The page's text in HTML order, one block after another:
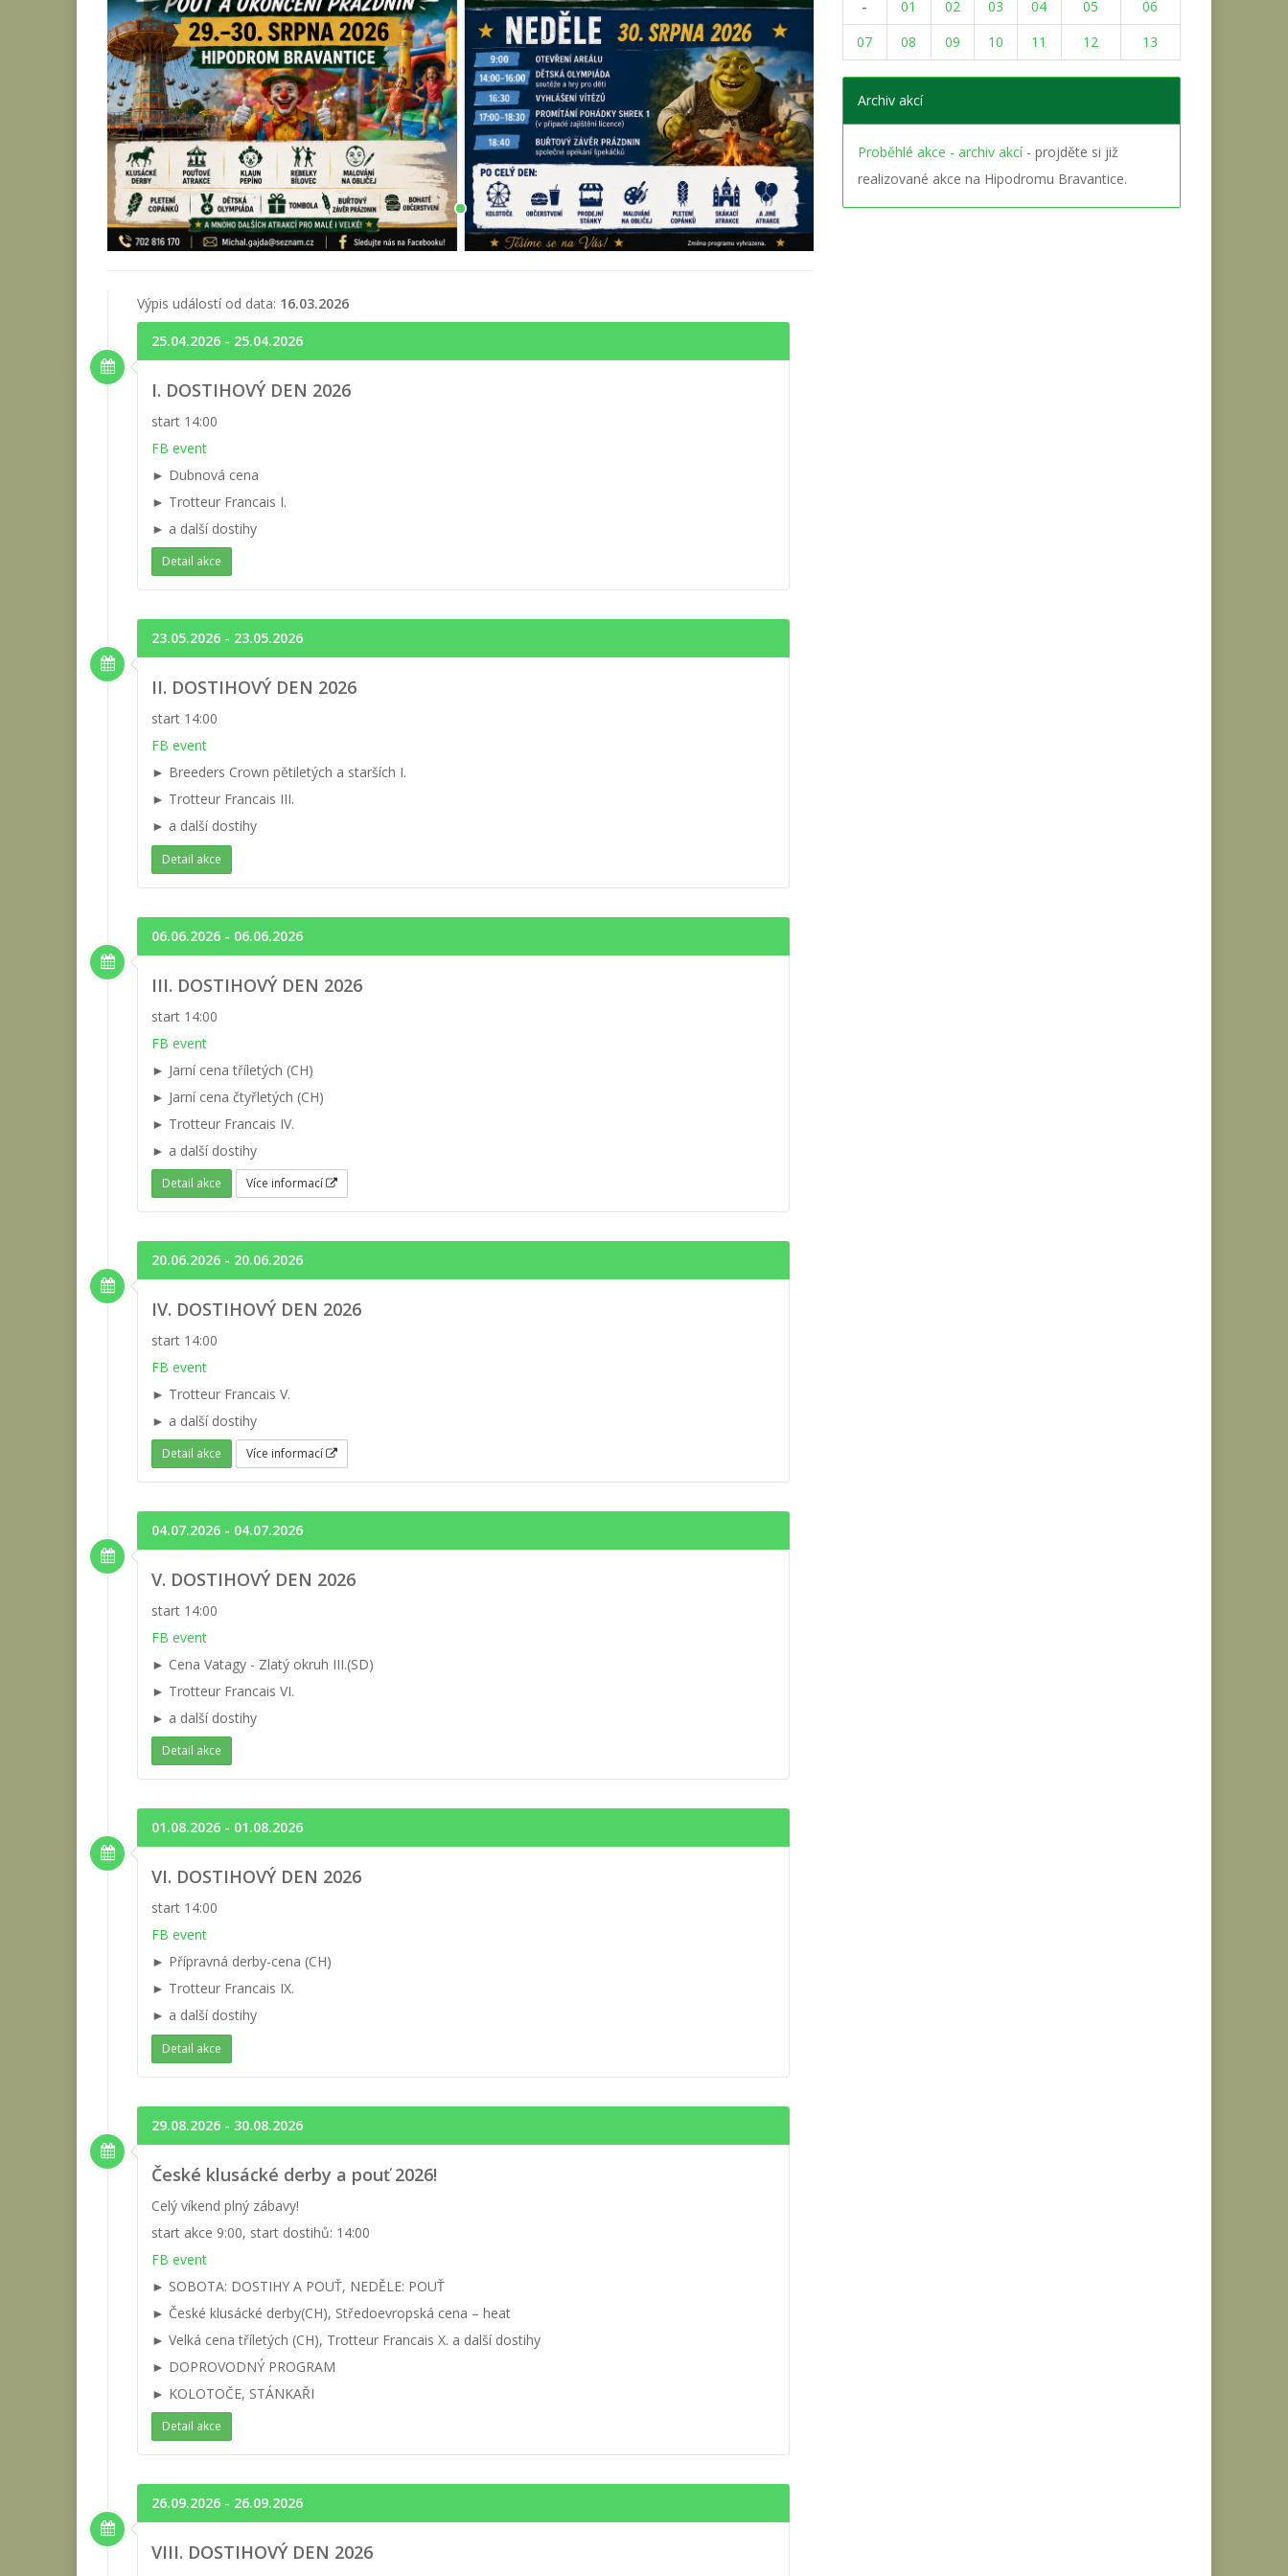
Výpis událostí od data: 16.03.2026
25.04.2026 - 25.04.2026
I. DOSTIHOVÝ DEN 2026
start 14:00
FB event
► Dubnová cena
► Trotteur Francais I.
► a další dostihy
Detail akce
23.05.2026 - 23.05.2026
II. DOSTIHOVÝ DEN 2026
start 14:00
FB event
► Breeders Crown pětiletých a starších I.
► Trotteur Francais III.
► a další dostihy
Detail akce
06.06.2026 - 06.06.2026
III. DOSTIHOVÝ DEN 2026
start 14:00
FB event
► Jarní cena tříletých (CH)
► Jarní cena čtyřletých (CH)
► Trotteur Francais IV.
► a další dostihy
Detail akce Více informací
20.06.2026 - 20.06.2026
IV. DOSTIHOVÝ DEN 2026
start 14:00
FB event
► Trotteur Francais V.
► a další dostihy
Detail akce Více informací
04.07.2026 - 04.07.2026
V. DOSTIHOVÝ DEN 2026
start 14:00
FB event
► Cena Vatagy - Zlatý okruh III.(SD)
► Trotteur Francais VI.
► a další dostihy
Detail akce
01.08.2026 - 01.08.2026
VI. DOSTIHOVÝ DEN 2026
start 14:00
FB event
► Přípravná derby-cena (CH)
► Trotteur Francais IX.
► a další dostihy
Detail akce
29.08.2026 - 30.08.2026
České klusácké derby a pouť 2026!
Celý víkend plný zábavy!
start akce 9:00, start dostihů: 14:00
FB event
► SOBOTA: DOSTIHY A POUŤ, NEDĚLE: POUŤ
► České klusácké derby(CH), Středoevropská cena – heat
► Velká cena tříletých (CH), Trotteur Francais X. a další dostihy
► DOPROVODNÝ PROGRAM
► KOLOTOČE, STÁNKAŘI
Detail akce
26.09.2026 - 26.09.2026
VIII. DOSTIHOVÝ DEN 2026
- 01 02 03 04 05
06
07
08 09 10 11 12 13
Archiv akcí
Proběhlé akce - archiv akcí- projděte si již
realizované akce na Hipodromu Bravantice.